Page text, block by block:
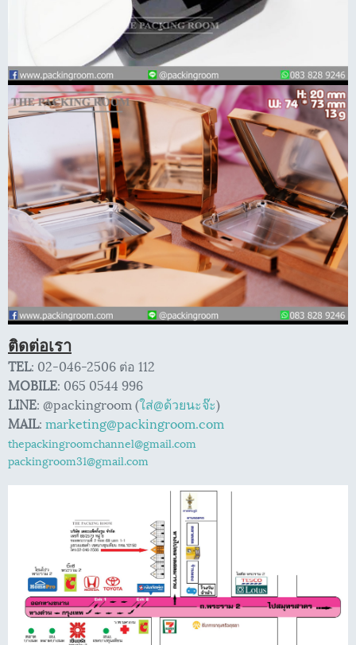
ติดต่อเรา
TEL: 02-046-2506 ต่อ 112
MOBILE: 065 0544 996
LINE: @packingroom (ใส่@ด้วยนะจ๊ะ)
MAIL: marketing@packingroom.com
thepackingroomchannel@gmail.com
packingroom31@gmail.com